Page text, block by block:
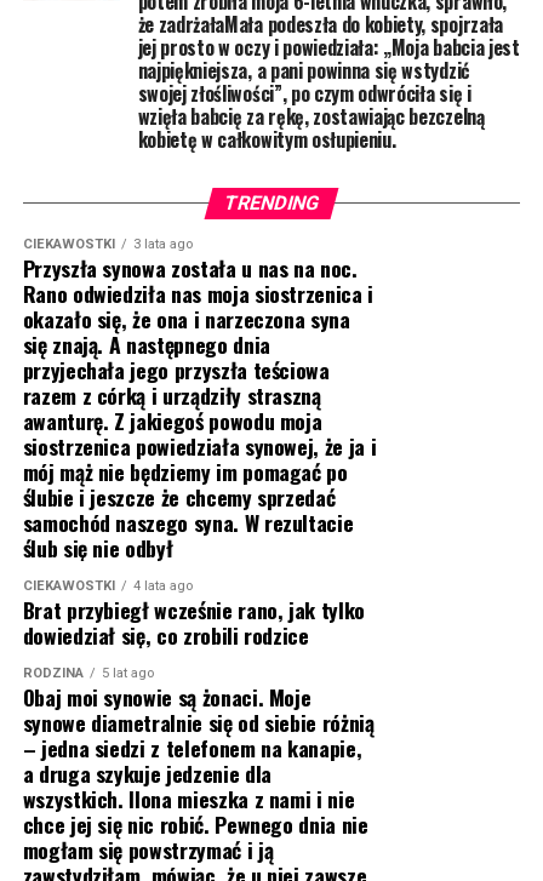
że zadrżałaMała podeszła do kobiety, spojrzała
jej prosto w oczy i powiedziała: „Moja babcia jest
najpiękniejsza, a pani powinna się wstydzić
swojej złośliwości”, po czym odwróciła się i
wzięła babcię za rękę, zostawiając bezczelną
kobietę w całkowitym osłupieniu.
TRENDING
CIEKAWOSTKI 3 lata ago
Przyszła synowa została u nas na noc.
Rano odwiedziła nas moja siostrzenica i
okazało się, że ona i narzeczona syna
się znają. A następnego dnia
przyjechała jego przyszła teściowa
razem z córką i urządziły straszną
awanturę. Z jakiegoś powodu moja
siostrzenica powiedziała synowej, że ja i
mój mąż nie będziemy im pomagać po
ślubie i jeszcze że chcemy sprzedać
samochód naszego syna. W rezultacie
ślub się nie odbył
CIEKAWOSTKI 4 lata ago
Brat przybiegł wcześnie rano, jak tylko
dowiedział się, co zrobili rodzice
RODZINA 5 lat ago
Obaj moi synowie są żonaci. Moje
synowe diametralnie się od siebie różnią
– jedna siedzi z telefonem na kanapie,
a druga szykuje jedzenie dla
wszystkich. Ilona mieszka z nami i nie
chce jej się nic robić. Pewnego dnia nie
mogłam się powstrzymać i ją